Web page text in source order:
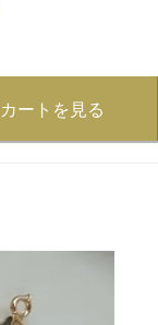
カートを見る